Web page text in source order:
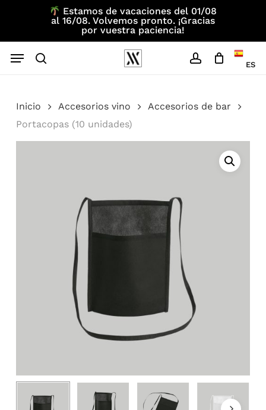
content
Estamos de vacaciones del 01/08
al 16/08. Volvemos pronto. ¡Gracias
por vuestra paciencia!
ES
Menu
Inicio Accesorios vino
Accesorios de bar
Portacopas (10 unidades)